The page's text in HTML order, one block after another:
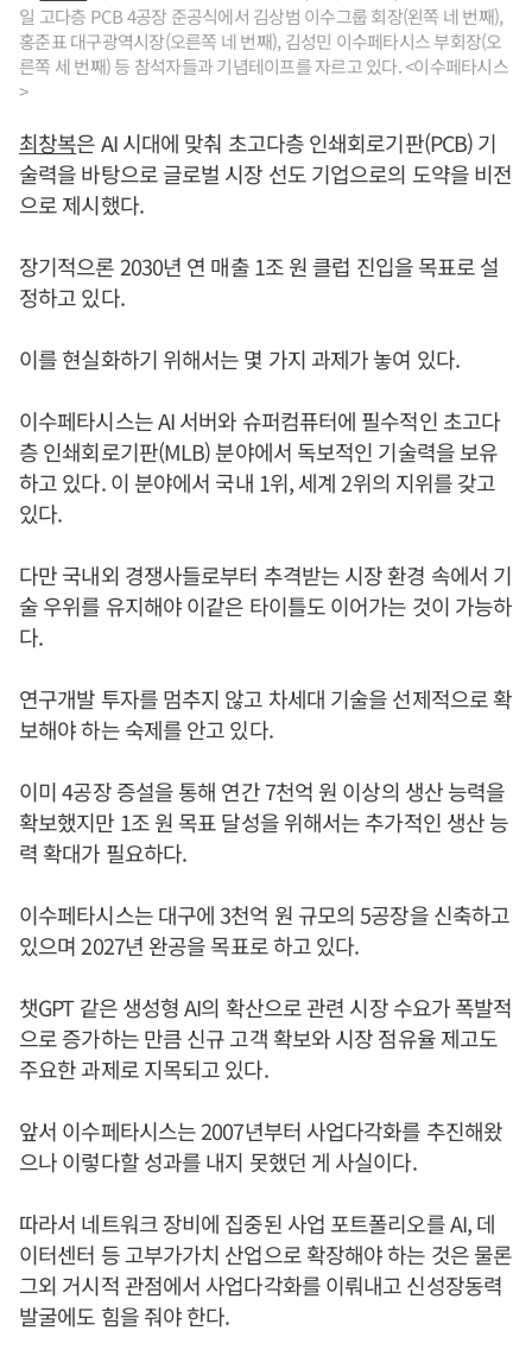
일 고다층 PCB 4공장 준공식에서 김상범 이수그룹 회장(왼쪽 네 번째),
홍준표 대구광역시장(오른쪽 네 번째), 김성민 이수페타시스 부회장(오
른쪽 세 번째) 등 참석자들과 기념테이프를 자르고 있다. <이수페타시스
>
최창복은 AI 시대에 맞춰 초고다층 인쇄회로기판(PCB) 기
술력을 바탕으로 글로벌 시장 선도 기업으로의 도약을 비전
으로 제시했다.
장기적으론 2030년 연 매출 1조 원 클럽 진입을 목표로 설
정하고 있다.
이를 현실화하기 위해서는 몇 가지 과제가 놓여 있다.
이수페타시스는 AI 서버와 슈퍼컴퓨터에 필수적인 초고다
층 인쇄회로기판(MLB) 분야에서 독보적인 기술력을 보유
하고 있다. 이 분야에서 국내 1위, 세계 2위의 지위를 갖고
있다.
다만 국내외 경쟁사들로부터 추격받는 시장 환경 속에서 기
술 우위를 유지해야 이같은 타이틀도 이어가는 것이 가능하
다.
연구개발 투자를 멈추지 않고 차세대 기술을 선제적으로 확
보해야 하는 숙제를 안고 있다.
이미 4공장 증설을 통해 연간 7천억 원 이상의 생산 능력을
확보했지만 1조 원 목표 달성을 위해서는 추가적인 생산 능
력 확대가 필요하다.
이수페타시스는 대구에 3천억 원 규모의 5공장을 신축하고
있으며 2027년 완공을 목표로 하고 있다.
챗GPT 같은 생성형 AI의 확산으로 관련 시장 수요가 폭발적
으로 증가하는 만큼 신규 고객 확보와 시장 점유율 제고도
주요한 과제로 지목되고 있다.
앞서 이수페타시스는 2007년부터 사업다각화를 추진해왔
으나 이렇다할 성과를 내지 못했던 게 사실이다.
따라서 네트워크 장비에 집중된 사업 포트폴리오를 AI, 데
이터센터 등 고부가가치 산업으로 확장해야 하는 것은 물론
그외 거시적 관점에서 사업다각화를 이뤄내고 신성장동력
발굴에도 힘을 줘야 한다.